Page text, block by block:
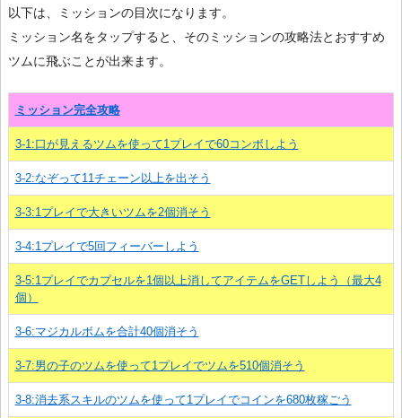
以下は、ミッションの目次になります。
ミッション名をタップすると、そのミッションの攻略法とおすすめ
ツムに飛ぶことが出来ます。
ミッション完全攻略
3-1:口が見えるツムを使って1プレイで60コンボしよう
3-2:なぞって11チェーン以上を出そう
3-3:1プレイで大きいツムを2個消そう
3-4:1プレイで5回フィーバーしよう
3-5:1プレイでカプセルを1個以上消してアイテムをGETしよう（最大4
個）
3-6:マジカルボムを合計40個消そう
3-7:男の子のツムを使って1プレイでツムを510個消そう
3-8:消去系スキルのツムを使って1プレイでコインを680枚稼ごう